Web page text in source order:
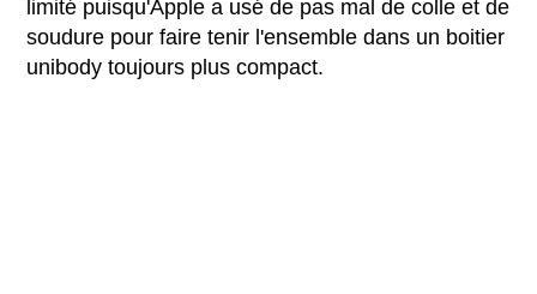
limité puisqu'Apple a usé de pas mal de colle et de
soudure pour faire tenir l'ensemble dans un boitier
unibody toujours plus compact.